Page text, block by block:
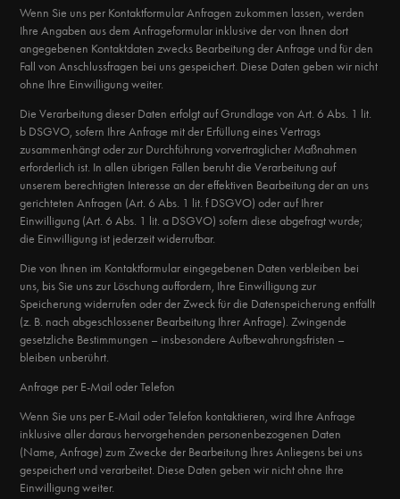
Wenn Sie uns per Kontaktformular Anfragen zukommen lassen, werden
Ihre Angaben aus dem Anfrageformular inklusive der von Ihnen dort
angegebenen Kontaktdaten zwecks Bearbeitung der Anfrage und für den
Fall von Anschlussfragen bei uns gespeichert. Diese Daten geben wir nicht
ohne Ihre Einwilligung weiter.
Die Verarbeitung dieser Daten erfolgt auf Grundlage von Art. 6 Abs. 1 lit.
b DSGVO, sofern Ihre Anfrage mit der Erfüllung eines Vertrags
zusammenhängt oder zur Durchführung vorvertraglicher Maßnahmen
erforderlich ist. In allen übrigen Fällen beruht die Verarbeitung auf
unserem berechtigten Interesse an der effektiven Bearbeitung der an uns
gerichteten Anfragen (Art. 6 Abs. 1 lit. f DSGVO) oder auf Ihrer
Einwilligung (Art. 6 Abs. 1 lit. a DSGVO) sofern diese abgefragt wurde;
die Einwilligung ist jederzeit widerrufbar.
Die von Ihnen im Kontaktformular eingegebenen Daten verbleiben bei
uns, bis Sie uns zur Löschung auffordern, Ihre Einwilligung zur
Speicherung widerrufen oder der Zweck für die Datenspeicherung entfällt
(z. B. nach abgeschlossener Bearbeitung Ihrer Anfrage). Zwingende
gesetzliche Bestimmungen – insbesondere Aufbewahrungsfristen –
bleiben unberührt.
Anfrage per E-Mail oder Telefon
Wenn Sie uns per E-Mail oder Telefon kontaktieren, wird Ihre Anfrage
inklusive aller daraus hervorgehenden personenbezogenen Daten
(Name, Anfrage) zum Zwecke der Bearbeitung Ihres Anliegens bei uns
gespeichert und verarbeitet. Diese Daten geben wir nicht ohne Ihre
Einwilligung weiter.